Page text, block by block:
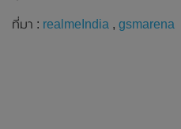
ที่มา : realmeIndia , gsmarena